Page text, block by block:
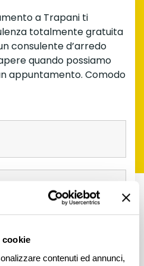
contenuti ed annunci,
a Trapani ti
totalmente gratuita
consulente d’arredo
quando possiamo
appuntamento. Comodo